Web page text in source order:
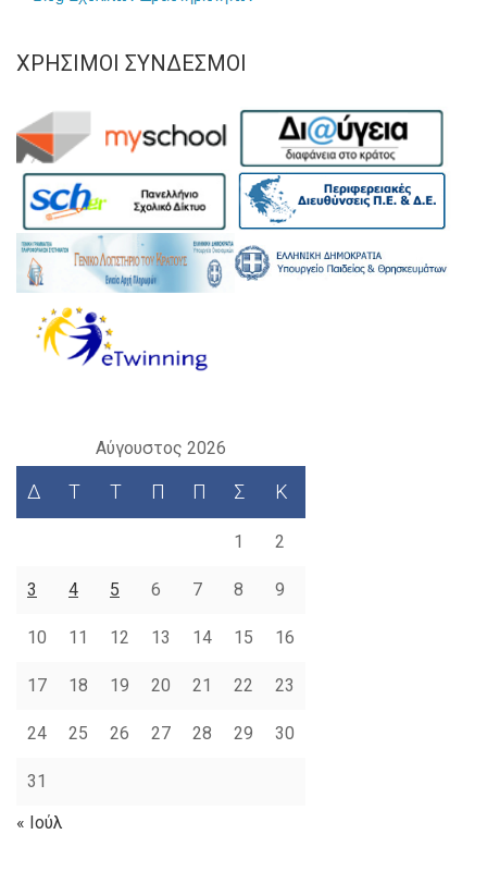
ΧΡΉΣΙΜΟΙ ΣΎΝΔΕΣΜΟΙ
Αύγουστος 2026
Δ Τ Τ Π Π Σ Κ
1 2
3 4 5 6 7 8 9
10 11 12 13 14 15 16
17 18 19 20 21 22 23
24 25 26 27 28 29 30
31
« Ιούλ